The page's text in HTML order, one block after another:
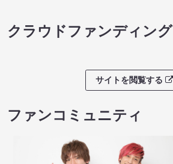
クラウドファンディング
サイトを閲覧する
ファンコミュニティ